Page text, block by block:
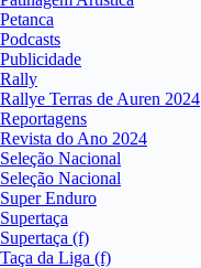
Petanca
Podcasts
Publicidade
Rally
Rallye Terras de Auren 2024
Reportagens
Revista do Ano 2024
Seleção Nacional
Seleção Nacional
Super Enduro
Supertaça
Supertaça (f)
Taça da Liga (f)